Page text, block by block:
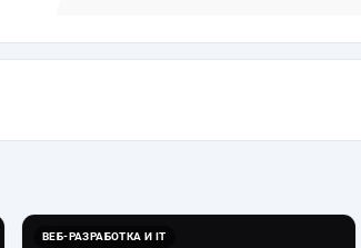
ВЕБ-РАЗРАБОТКА И IT